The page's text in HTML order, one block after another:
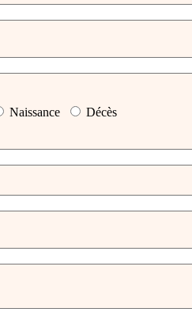
Naissance Décès